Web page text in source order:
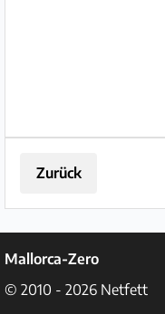
Zurück
Mallorca-Zero
© 2010 - 2026 Netfett